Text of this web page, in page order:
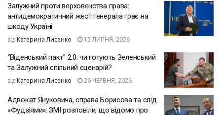
Залужний проти верховенства права:
антидемократичний жест генерала грає на
шкоду Україні
від Катерина Лисенко 15 ЛИПНЯ, 2026
“Віденський пакт” 2.0: чи готують Зеленський
та Залужний спільний сценарій?
від Катерина Лисенко 26 ЧЕРВНЯ, 2026
Адвокат Януковича, справа Борисова та слід
«Фудзіями»: ЗМІ розповіли, що відомо про